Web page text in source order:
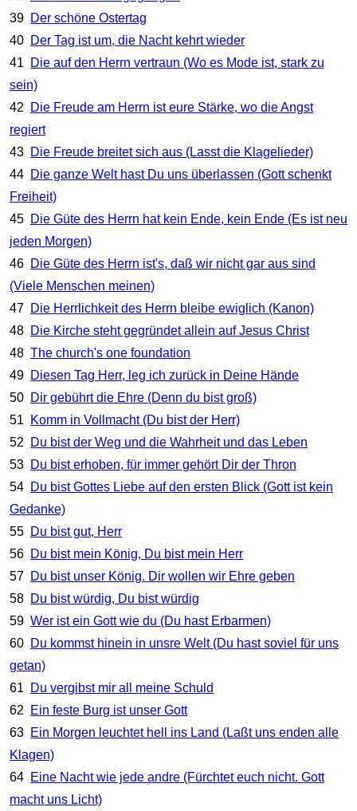
39 Der schöne Ostertag
40 Der Tag ist um, die Nacht kehrt wieder
41
Die auf den Herrn vertraun (Wo es Mode ist, stark zu
sein)
42
Die Freude am Herrn ist eure Stärke, wo die Angst
regiert
43 Die Freude breitet sich aus (Lasst die Klagelieder)
44 Die ganze Welt hast Du uns überlassen (Gott schenkt
Freiheit)
45 Die Güte des Herrn hat kein Ende, kein Ende (Es ist neu
jeden Morgen)
46 Die Güte des Herrn ist's, daß wir nicht gar aus sind
(Viele Menschen meinen)
47 Die Herrlichkeit des Herrn bleibe ewiglich (Kanon)
48 Die Kirche steht gegründet allein auf Jesus Christ
48 The church's one foundation
49 Diesen Tag Herr, leg ich zurück in Deine Hände
50 Dir gebührt die Ehre (Denn du bist groß)
51
Komm in Vollmacht (Du bist der Herr)
52
Du bist der Weg und die Wahrheit und das Leben
53 Du bist erhoben, für immer gehört Dir der Thron
54 Du bist Gottes Liebe auf den ersten Blick (Gott ist kein
Gedanke)
55 Du bist gut, Herr
56 Du bist mein König, Du bist mein Herr
57 Du bist unser König. Dir wollen wir Ehre geben
58 Du bist würdig, Du bist würdig
59 Wer ist ein Gott wie du (Du hast Erbarmen)
60 Du kommst hinein in unsre Welt (Du hast soviel für uns
getan)
61
Du vergibst mir all meine Schuld
62
Ein feste Burg ist unser Gott
63 Ein Morgen leuchtet hell ins Land (Laßt uns enden alle
Klagen)
64 Eine Nacht wie jede andre (Fürchtet euch nicht. Gott
macht uns Licht)